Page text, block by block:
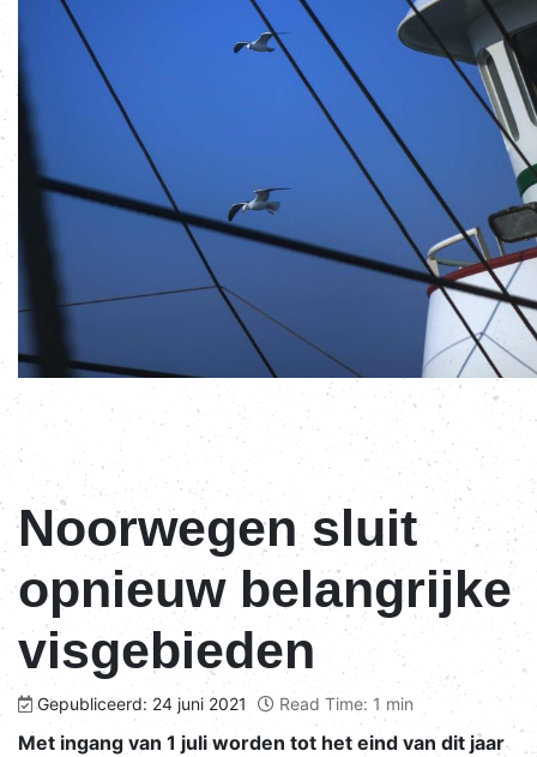
Noorwegen sluit
opnieuw belangrijke
visgebieden
Gepubliceerd: 24 juni 2021 Read Time: 1 min
Met ingang van 1 juli worden tot het eind van dit jaar